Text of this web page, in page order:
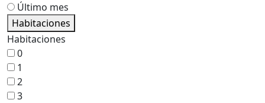
Último mes
Habitaciones
Habitaciones
0
1
2
3